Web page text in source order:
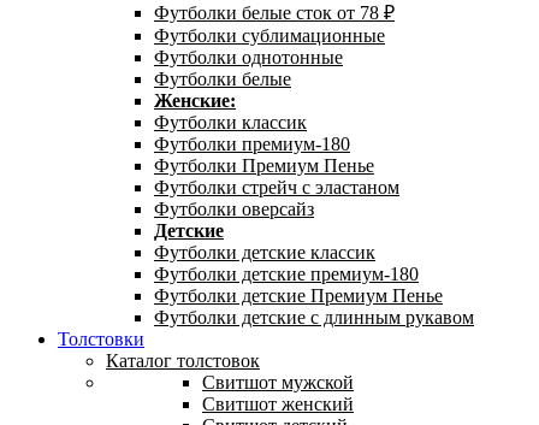
Футболки белые сток от 78 ₽
Футболки сублимационные
Футболки однотонные
Футболки белые
Женские:
Футболки классик
Футболки премиум-180
Футболки Премиум Пенье
Футболки стрейч с эластаном
Футболки оверсайз
Детские
Футболки детские классик
Футболки детские премиум-180
Футболки детские Премиум Пенье
Футболки детские с длинным рукавом
Толстовки
Каталог толстовок
Свитшот мужской
Свитшот женский